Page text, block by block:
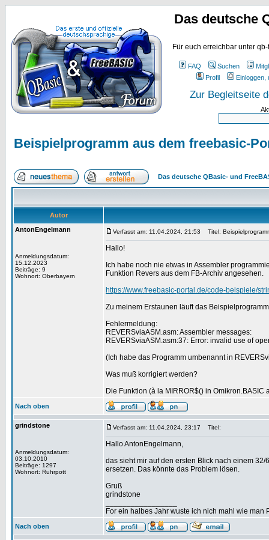
Das deutsche
Für euch erreichbar unter
FAQ Suchen
Profil
Einloggen,
Zur Begleitseite
Beispielprogramm aus dem freebasic-
Das deutsche QBasic- und
Autor
AntonEngelmann
Anmeldungsdatum:
15.12.2023
Beiträge: 9
Wohnort: Oberbayern
Verfasst am: 11.04.2024, 21:53 Titel:
Hallo!
Ich habe noch nie etwas in Assembler
Funktion Revers aus dem FB-Archiv angesehen.
https://www.freebasic-portal.de/code-beispiele/
Zu meinem Erstaunen läuft das
Fehlermeldung:
REVERSviaASM.asm: Assembler messages:
REVERSviaASM.asm:37: Error: invalid use of
(Ich habe das Programm umbenannt in
Was muß korrigiert werden?
Die Funktion (à la MIRROR$() in
Nach oben
grindstone
Anmeldungsdatum:
03.10.2010
Beiträge: 1297
Wohnort: Ruhrpott
Verfasst am: 11.04.2024, 23:17 Titel:
Hallo AntonEngelmann,
das sieht mir auf den ersten Blick nach einem
ersetzen. Das könnte das Problem lösen.
Gruß
grindstone
For ein halbes Jahr wuste ich nich mahl wie man
Nach oben